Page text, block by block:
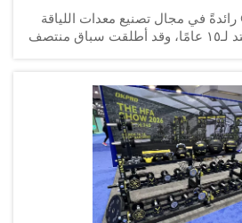
تُعتبر شركة OKPRO رائدةً في مجال تصنيع معدات اللياقة
البدنية، وتتمتَّع بخبرة تمتد لـ١٥ عامًا، وقد أطلقت سباق منتصف
مخصصة لحل شكاوى العملاء. انقر هنا
لتعرف كيف تُعزِّز OKPRO عملك في مجال اللياقة البدنية عبر
تصنيع متفوِّقة.